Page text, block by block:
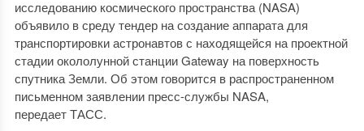
исследованию космического пространства (NASA)
объявило в среду тендер на создание аппарата для
транспортировки астронавтов с находящейся на проектной
стадии окололунной станции Gateway на поверхность
спутника Земли. Об этом говорится в распространенном
письменном заявлении пресс-службы NASA,
передает ТАСС.